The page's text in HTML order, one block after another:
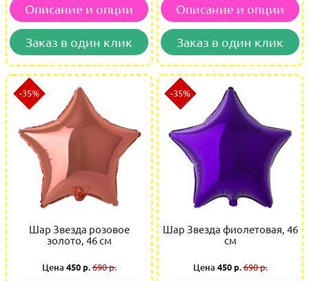
Описание и опции
Заказ в один клик
Описание и опции
Заказ в один клик
-35%
Шар Звезда розовое
золото, 46 см
Цена 450 р.690 р.
-35%
Шар Звезда фиолетовая, 46
см
Цена 450 р.690 р.